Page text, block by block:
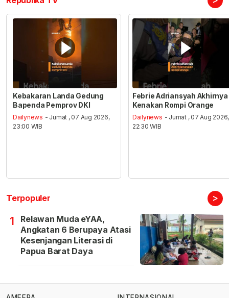
Kebakaran Landa Gedung
Bapenda Pemprov DKI
Dailynews - Jumat , 07 Aug 2026,
23:00 WIB
Febrie Adriansyah Akhirnya
Kenakan Rompi Orange
Dailynews - Jumat , 07 Aug 2026,
22:30 WIB
Terpopuler >
1
Relawan Muda eYAA,
Angkatan 6 Berupaya Atasi
Kesenjangan Literasi di
Papua Barat Daya